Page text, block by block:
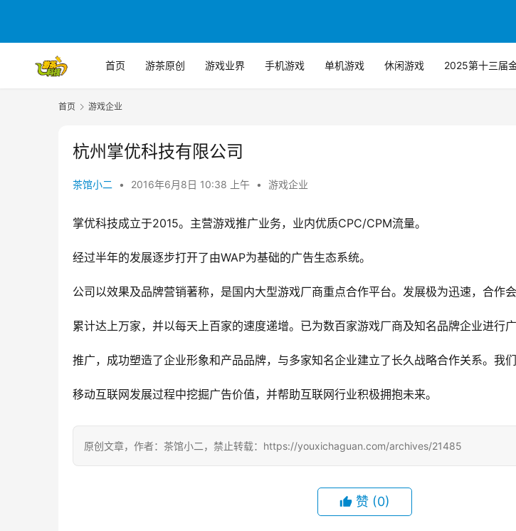
首页 游茶原创 游戏业界 手机游戏 单机游戏 休闲游戏 2025第十三届
首页 游戏企业
杭州掌优科技有限公司
茶馆小二 • 2016年6月8日 10:38 上午 • 游戏企业
掌优科技成立于2015。主营游戏推广业务，业内优质CPC/CPM流量。
经过半年的发展逐步打开了由WAP为基础的广告生态系统。
公司以效果及品牌营销著称，是国内大型游戏厂商重点合作平台。发展极为迅速，合作
累计达上万家，并以每天上百家的速度递增。已为数百家游戏厂商及知名品牌企业进行
推广，成功塑造了企业形象和产品品牌，与多家知名企业建立了长久战略合作关系。我
移动互联网发展过程中挖掘广告价值，并帮助互联网行业积极拥抱未来。
原创文章，作者：茶馆小二，禁止转载：https://youxichaguan.com/archives/21485
赞 (0)